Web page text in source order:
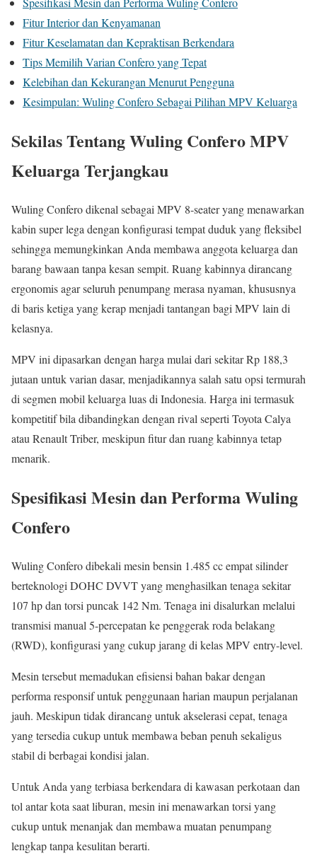
Fitur Interior dan Kenyamanan
Fitur Keselamatan dan Kepraktisan Berkendara
Tips Memilih Varian Confero yang Tepat
Kelebihan dan Kekurangan Menurut Pengguna
Kesimpulan: Wuling Confero Sebagai Pilihan MPV Keluarga
Sekilas Tentang Wuling Confero MPV
Keluarga Terjangkau
Wuling Confero dikenal sebagai MPV 8-seater yang menawarkan
kabin super lega dengan konfigurasi tempat duduk yang fleksibel
sehingga memungkinkan Anda membawa anggota keluarga dan
barang bawaan tanpa kesan sempit. Ruang kabinnya dirancang
ergonomis agar seluruh penumpang merasa nyaman, khususnya
di baris ketiga yang kerap menjadi tantangan bagi MPV lain di
kelasnya.
MPV ini dipasarkan dengan harga mulai dari sekitar Rp 188,3
jutaan untuk varian dasar, menjadikannya salah satu opsi termurah
di segmen mobil keluarga luas di Indonesia. Harga ini termasuk
kompetitif bila dibandingkan dengan rival seperti Toyota Calya
atau Renault Triber, meskipun fitur dan ruang kabinnya tetap
menarik.
Spesifikasi Mesin dan Performa Wuling
Confero
Wuling Confero dibekali mesin bensin 1.485 cc empat silinder
berteknologi DOHC DVVT yang menghasilkan tenaga sekitar
107 hp dan torsi puncak 142 Nm. Tenaga ini disalurkan melalui
transmisi manual 5-percepatan ke penggerak roda belakang
(RWD), konfigurasi yang cukup jarang di kelas MPV entry-level.
Mesin tersebut memadukan efisiensi bahan bakar dengan
performa responsif untuk penggunaan harian maupun perjalanan
jauh. Meskipun tidak dirancang untuk akselerasi cepat, tenaga
yang tersedia cukup untuk membawa beban penuh sekaligus
stabil di berbagai kondisi jalan.
Untuk Anda yang terbiasa berkendara di kawasan perkotaan dan
tol antar kota saat liburan, mesin ini menawarkan torsi yang
cukup untuk menanjak dan membawa muatan penumpang
lengkap tanpa kesulitan berarti.